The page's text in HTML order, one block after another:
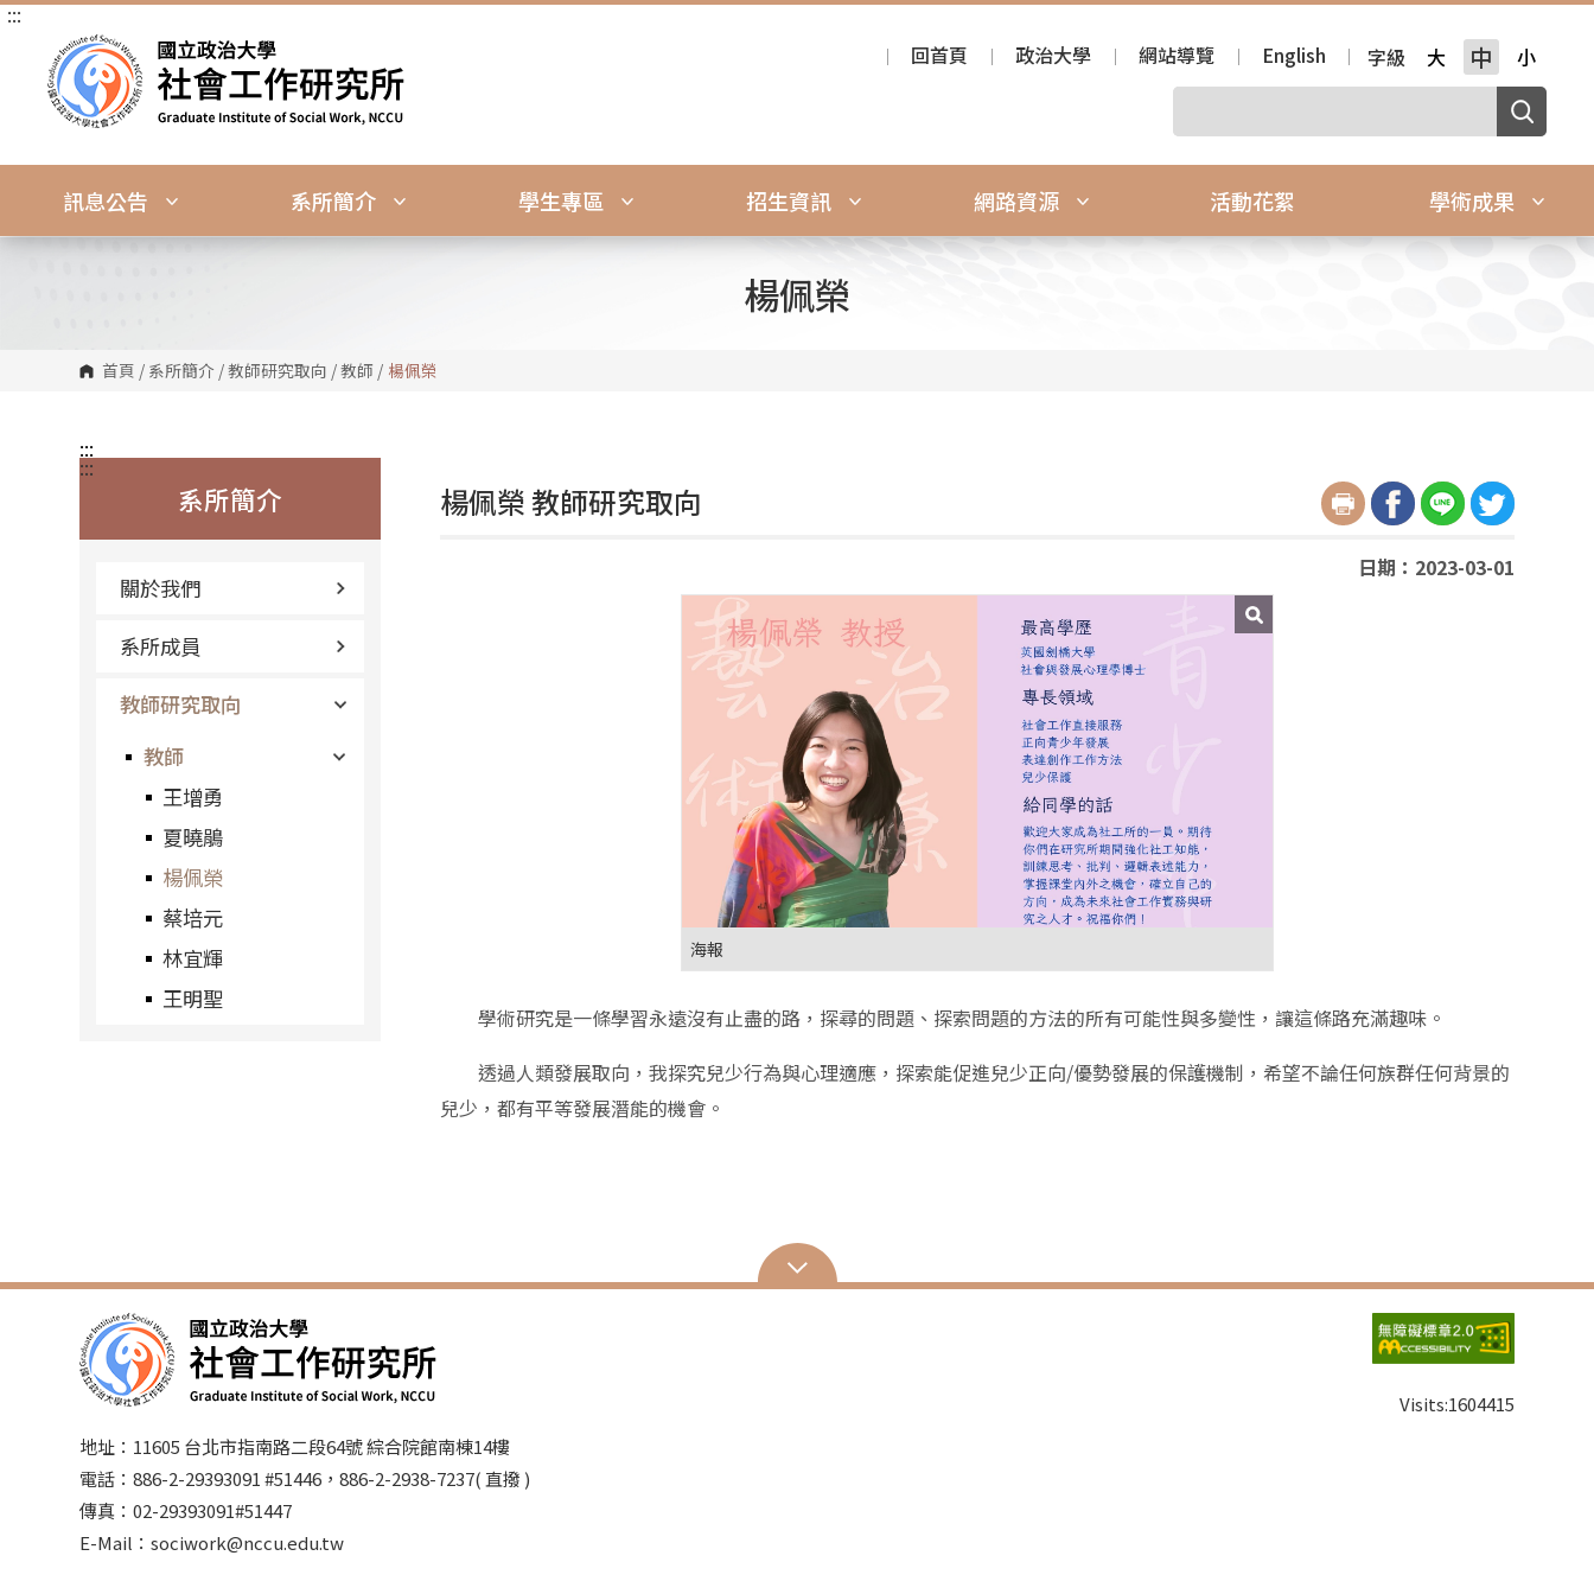
跳
:::
回首頁
政治大學 網站導覽 English 字級 大 中 小
訊息公告 系所簡介 學生專區 招生資訊 網路資源 活動花絮 學術成果
楊佩榮
首頁 / 系所簡介 /教師研究取向 /教師 / 楊佩榮
:::
系所簡介
關於我們
系所成員
教師研究取向
教師
王增勇
夏曉鵑
楊佩榮
蔡培元
林宜輝
王明聖
:::
楊佩榮 教師研究取向
日期：2023-03-01
海報
學術研究是一條學習永遠沒有止盡的路，探尋的問題、探索問題的方法的所有可能性與多變性，讓這條路充滿趣味。
透過人類發展取向，我探究兒少行為與心理適應，探索能促進兒少正向/優勢發展的保護機制，希望不論任何族群任何背景的
兒少，都有平等發展潛能的機會。
地址：11605 台北市指南路二段64號 綜合院館南棟14樓
電話：886-2-29393091 #51446，886-2-2938-7237( 直撥 )
傳真：02-29393091#51447
E-Mail：sociwork@nccu.edu.tw
Visits:1604415